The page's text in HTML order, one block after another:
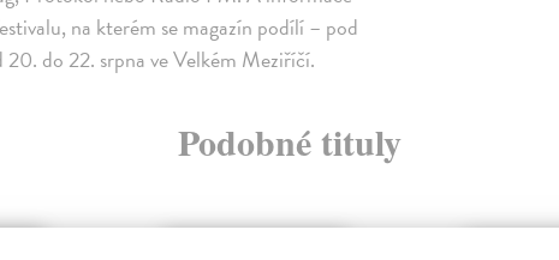
na kterém se magazín podílí – pod
do 22. srpna ve Velkém Meziříčí.
Podobné tituly